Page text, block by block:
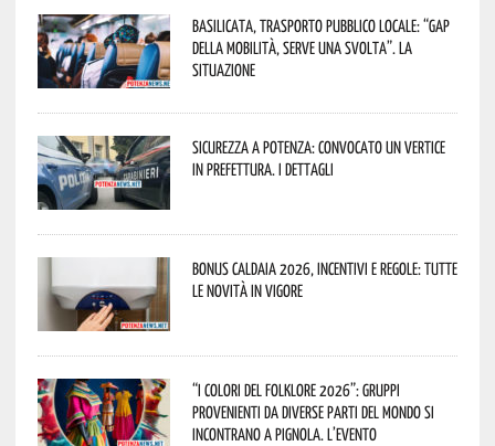
Basilicata, trasporto pubblico locale: “Gap
della mobilità, serve una svolta”. La
situazione
Sicurezza a Potenza: convocato un vertice
in Prefettura. I dettagli
Bonus caldaia 2026, incentivi e regole: tutte
le novità in vigore
“I Colori del Folklore 2026”: gruppi
provenienti da diverse parti del mondo si
incontrano a Pignola. L’evento